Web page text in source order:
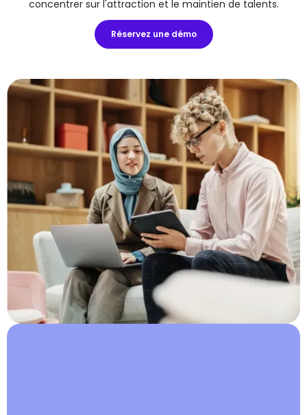
concentrer sur l'attraction et le maintien de talents.
Réservez une démo